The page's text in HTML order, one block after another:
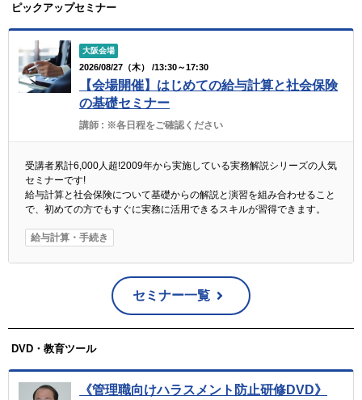
ピックアップセミナー
大阪会場
2026/08/27（木） /13:30～17:30
【会場開催】はじめての給与計算と社会保険
の基礎セミナー
講師 : ※各日程をご確認ください
受講者累計6,000人超!2009年から実施している実務解説シリーズの人気
セミナーです!
給与計算と社会保険について基礎からの解説と演習を組み合わせること
で、初めての方でもすぐに実務に活用できるスキルが習得できます。
給与計算・手続き
セミナー一覧
DVD・教育ツール
《管理職向けハラスメント防止研修DVD》